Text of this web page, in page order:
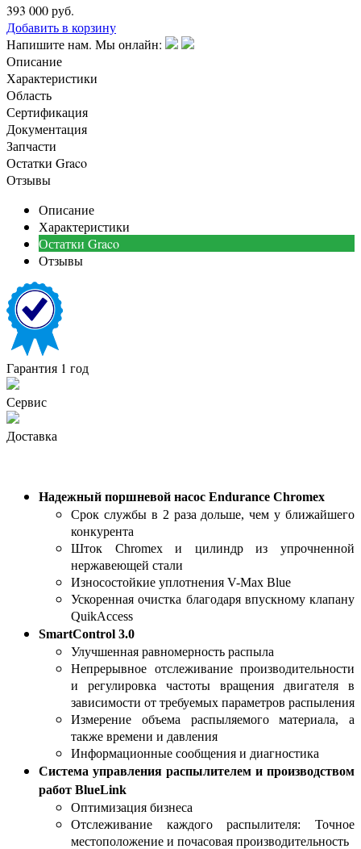
393 000руб.
Добавить в корзину
Напишите нам. Мы онлайн:
Описание
Характеристики
Область
Сертификация
Документация
Запчасти
Остатки Graco
Отзывы
Описание
Характеристики
Остатки Graco
Отзывы
Гарантия 1 год
Сервис
Доставка
Надежный поршневой насос Endurance Chromex
Срок службы в 2 раза дольше, чем у ближайшего
конкурента
Шток Chromex и цилиндр из упрочненной
нержавеющей стали
Износостойкие уплотнения V-Max Blue
Ускоренная очистка благодаря впускному клапану
QuikAccess
SmartControl 3.0
Улучшенная равномерность распыла
Непрерывное отслеживание производительности
и регулировка частоты вращения двигателя в
зависимости от требуемых параметров распыления
Измерение объема распыляемого материала, а
также времени и давления
Информационные сообщения и диагностика
Система управления распылителем и производством
работ BlueLink
Оптимизация бизнеса
Отслеживание каждого распылителя: Точное
местоположение и почасовая производительность